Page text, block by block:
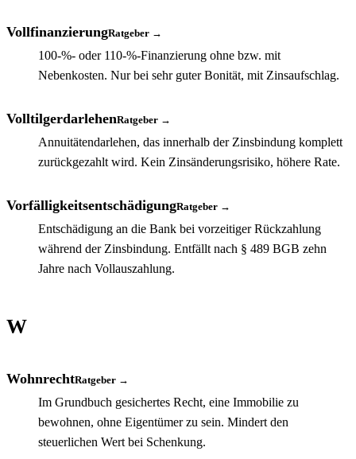
VollfinanzierungRatgeber →
100-%- oder 110-%-Finanzierung ohne bzw. mit
Nebenkosten. Nur bei sehr guter Bonität, mit Zinsaufschlag.
VolltilgerdarlehenRatgeber →
Annuitätendarlehen, das innerhalb der Zinsbindung komplett
zurückgezahlt wird. Kein Zinsänderungsrisiko, höhere Rate.
VorfälligkeitsentschädigungRatgeber →
Entschädigung an die Bank bei vorzeitiger Rückzahlung
während der Zinsbindung. Entfällt nach § 489 BGB zehn
Jahre nach Vollauszahlung.
W
WohnrechtRatgeber →
Im Grundbuch gesichertes Recht, eine Immobilie zu
bewohnen, ohne Eigentümer zu sein. Mindert den
steuerlichen Wert bei Schenkung.